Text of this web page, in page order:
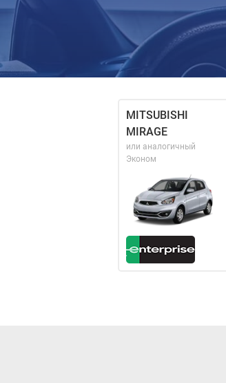
MITSUBISHI
MIRAGE
или аналогичный
Эконом